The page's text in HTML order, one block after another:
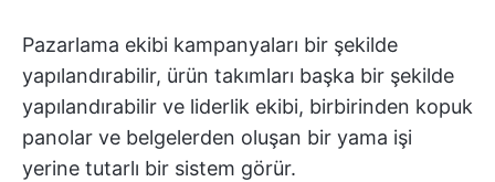
Pazarlama ekibi kampanyaları bir şekilde
yapılandırabilir, ürün takımları başka bir şekilde
yapılandırabilir ve liderlik ekibi, birbirinden kopuk
panolar ve belgelerden oluşan bir yama işi
yerine tutarlı bir sistem görür.